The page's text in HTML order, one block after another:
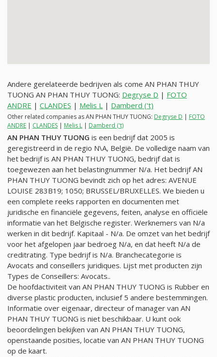
Andere gerelateerde bedrijven als come AN PHAN THUY
TUONG AN PHAN THUY TUONG: Degryse D | FOTO
ANDRE | CLANDES | Melis L | Damberd ('t)
Other related companies as AN PHAN THUY TUONG: Degryse D | FOTO
ANDRE | CLANDES | Melis L | Damberd ('t)
AN PHAN THUY TUONG is een bedrijf dat 2005 is
geregistreerd in de regio N\A, België. De volledige naam van
het bedrijf is AN PHAN THUY TUONG, bedrijf dat is
toegewezen aan het belastingnummer N/a. Het bedrijf AN
PHAN THUY TUONG bevindt zich op het adres: AVENUE
LOUISE 283B19; 1050; BRUSSEL/BRUXELLES. We bieden u
een complete reeks rapporten en documenten met
juridische en financiële gegevens, feiten, analyse en officiële
informatie van het Belgische register. Werknemers van N/a
werken in dit bedrijf. Kapitaal - N/a. De omzet van het bedrijf
voor het afgelopen jaar bedroeg N/a, en dat heeft N/a de
creditrating. Type bedrijf is N/a. Branchecategorie is
Avocats and conseillers juridiques. Lijst met producten zijn
Types de Conseillers: Avocats..
De hoofdactiviteit van AN PHAN THUY TUONG is Rubber en
diverse plastic producten, inclusief 5 andere bestemmingen.
Informatie over eigenaar, directeur of manager van AN
PHAN THUY TUONG is niet beschikbaar. U kunt ook
beoordelingen bekijken van AN PHAN THUY TUONG,
openstaande posities, locatie van AN PHAN THUY TUONG
op de kaart.